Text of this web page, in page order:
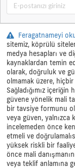
Feragatnameyi
sitemiz, köprülü
medya hesapları ve
kaynaklardan temin
olarak, doğruluk ve
olmamak üzere,
Sağladığımız
güvene yönelik mali
bir tavsiye formunu
veya güven,
incelemeden önce
etmeli ve
yüksek riskli bir
önce mali
veya teklif anlamına